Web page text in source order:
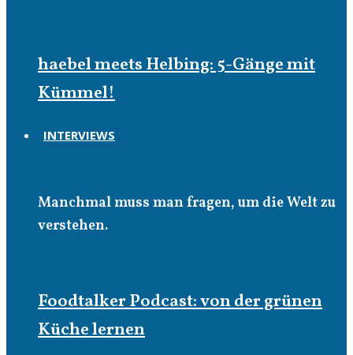
haebel meets Helbing: 5-Gänge mit
Kümmel!
INTERVIEWS
Manchmal muss man fragen, um die Welt zu
verstehen.
Foodtalker Podcast: von der grünen
Küche lernen